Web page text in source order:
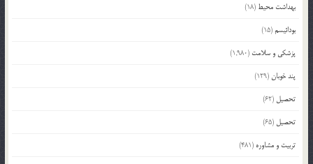
بهداشت محیط (18)
بودائیسم(15)
پزشکی و سلامت (1,980)
پند خوبان(129)
تحصیل (62)
تحصیل (65)
تربیت و مشاوره (481)